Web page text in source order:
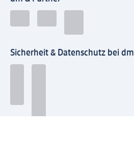
Sicherheit & Datenschutz bei dm